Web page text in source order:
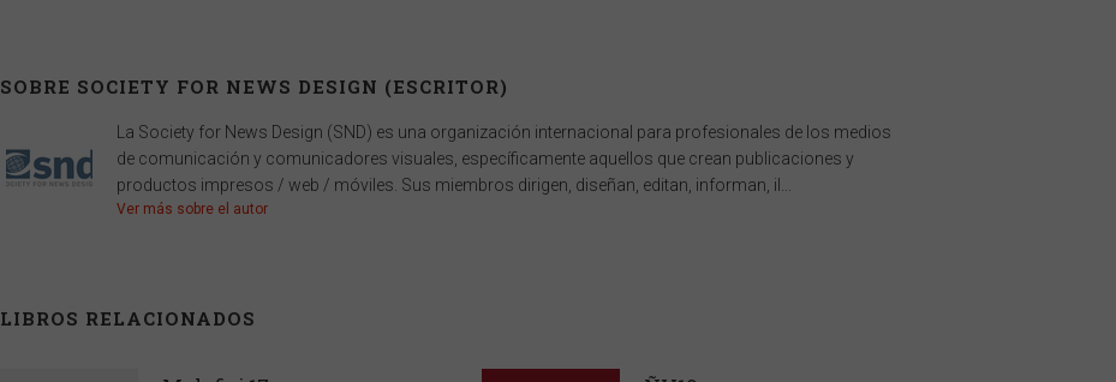
SOBRE SOCIETY FOR NEWS DESIGN (ESCRITOR)
La Society for News Design (SND) es una organización internacional para profesionales de los medios
de comunicación y comunicadores visuales, específicamente aquellos que crean publicaciones y
productos impresos / web / móviles. Sus miembros dirigen, diseñan, editan, informan, il...
Ver más sobre el autor
LIBROS RELACIONADOS